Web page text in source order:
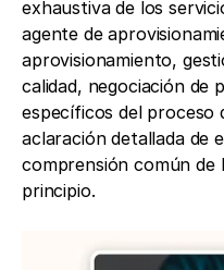
exhaustiva de los
agente de
aprovisionamiento,
calidad, negociación de
específicos del proceso
aclaración detallada de
comprensión común de
principio.